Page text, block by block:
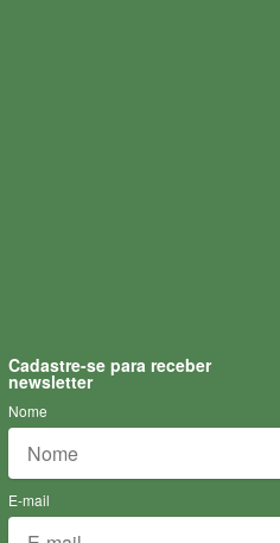
Cadastre-se para receber
newsletter
Nome
E-mail